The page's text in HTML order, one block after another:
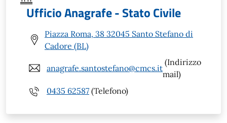
Ufficio Anagrafe - Stato Civile
Piazza Roma, 38 32045 Santo Stefano di
Cadore (BL)
anagrafe.santostefano@cmcs.it
(Indirizzo
mail)
0435 62587 (Telefono)